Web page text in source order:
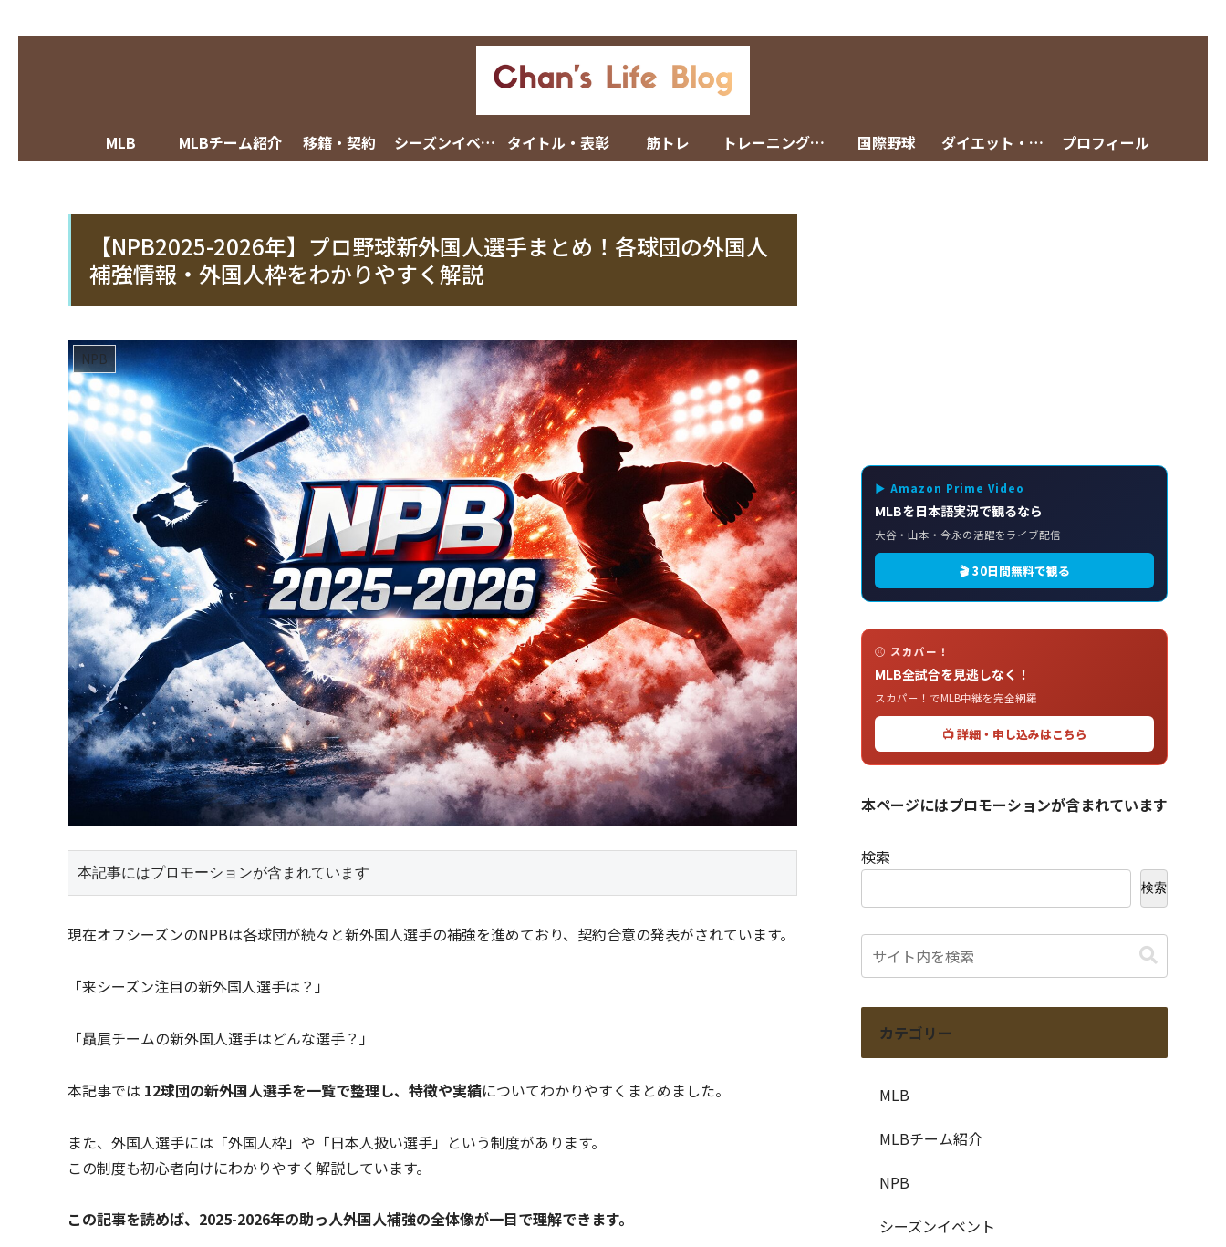
MLB MLBチーム紹介 移籍・契約 シーズンイベント タイトル・表彰 筋トレ トレーニングメニュー 国際野球 ダイエット・減量 プロフィール
【NPB2025-2026年】プロ野球新外国人選手まとめ！各球団の外国人
補強情報・外国人枠をわかりやすく解説
NPB
本記事にはプロモーションが含まれています
現在オフシーズンのNPBは各球団が続々と新外国人選手の補強を進めており、契約合意の発表がされています。
「来シーズン注目の新外国人選手は？」
「贔屓チームの新外国人選手はどんな選手？」
本記事では 12球団の新外国人選手を一覧で整理し、特徴や実績についてわかりやすくまとめました。
また、外国人選手には「外国人枠」や「日本人扱い選手」という制度があります。
この制度も初心者向けにわかりやすく解説しています。
この記事を読めば、2025-2026年の助っ人外国人補強の全体像が一目で理解できます。
▶ Amazon Prime Video
MLBを日本語実況で観るなら
大谷・山本・今永の活躍をライブ配信
🎬 30日間無料で観る
⚾ スカパー！
MLB全試合を見逃しなく！
スカパー！でMLB中継を完全網羅
📺 詳細・申し込みはこちら
本ページにはプロモーションが含まれています
検索
検索
カテゴリー
MLB
MLBチーム紹介
NPB
シーズンイベント